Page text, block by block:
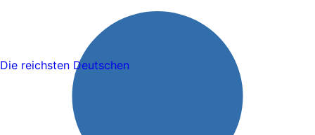
Die reichsten Deutschen